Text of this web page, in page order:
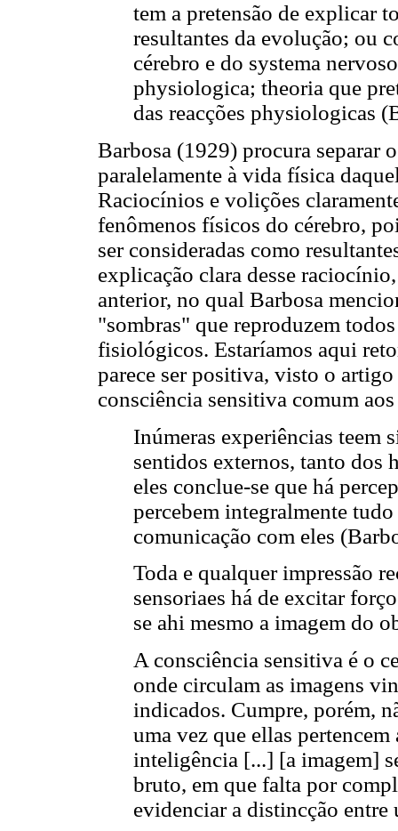
tem a pretensão de explicar
resultantes da evolução; ou
cérebro e do systema
physiologica; theoria que
das reacções physiologicas
Barbosa (1929) procura separar
paralelamente à vida física
Raciocínios e volições
fenômenos físicos do cérebro,
ser consideradas como
explicação clara desse
anterior, no qual Barbosa
"sombras" que reproduzem
fisiológicos. Estaríamos aqui
parece ser positiva, visto o
consciência sensitiva comum
Inúmeras experiências teem
sentidos externos, tanto dos
eles conclue-se que há
percebem integralmente
comunicação com eles
Toda e qualquer impressão
sensoriaes há de excitar
se ahi mesmo a imagem do
A consciência sensitiva é o
onde circulam as imagens
indicados. Cumpre, porém,
uma vez que ellas pertencem
inteligência [...] [a imagem]
bruto, em que falta por
evidenciar a distincção